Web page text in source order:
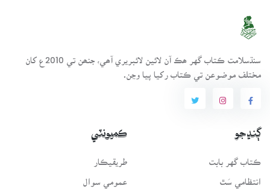
سنڌسلامت ڪتاب گهر ھڪ آن لائين لائبريري آھي، جنھن تي 2010ع کان
مختلف موضوعن تي ڪتاب رکيا پيا وڃن.
ڳنڍجو
ڪتاب گهر بابت
انتظامي سَٿ
ڪميونٽي
طريقيڪار
عمومي سوال